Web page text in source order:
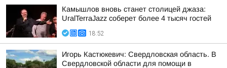
Камышлов вновь станет столицей джаза:
UralTerraJazz соберет более 4 тысяч гостей
18:52
Игорь Кастюкевич: Свердловская область. В
Свердловской области для помощи в